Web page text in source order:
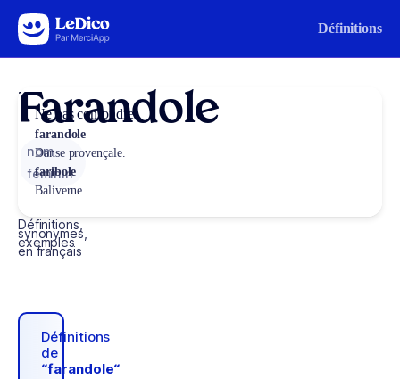
Aller au contenu Définitions
Farandole
nom
féminin
Définitions,
synonymes,
exemples
en français
Définitions
de
“farandole“
Ne pas confondre
farandole
Danse provençale.
faribole
Baliverne.